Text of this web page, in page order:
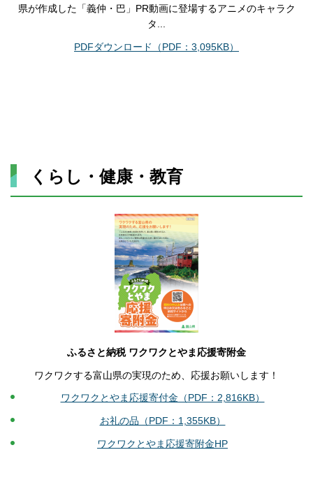
県が作成した「義仲・巴」PR動画に登場するアニメのキャラク
タ...
PDFダウンロード（PDF：3,095KB）
くらし・健康・教育
ふるさと納税 ワクワクとやま応援寄附金
ワクワクする富山県の実現のため、応援お願いします！
ワクワクとやま応援寄付金（PDF：2,816KB）
お礼の品（PDF：1,355KB）
ワクワクとやま応援寄附金HP